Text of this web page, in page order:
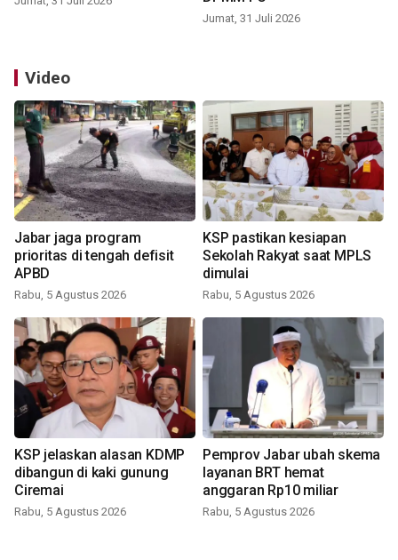
Jumat, 31 Juli 2026
Video
Jabar jaga program
prioritas di tengah defisit
APBD
Rabu, 5 Agustus 2026
KSP pastikan kesiapan
Sekolah Rakyat saat MPLS
dimulai
Rabu, 5 Agustus 2026
KSP jelaskan alasan KDMP
dibangun di kaki gunung
Ciremai
Rabu, 5 Agustus 2026
Pemprov Jabar ubah skema
layanan BRT hemat
anggaran Rp10 miliar
Rabu, 5 Agustus 2026